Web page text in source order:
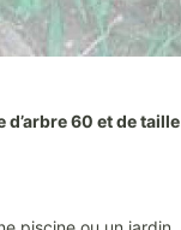
60 et de